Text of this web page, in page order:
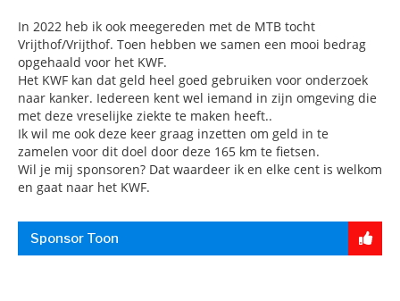
In 2022 heb ik ook meegereden met de MTB tocht
Vrijthof/Vrijthof. Toen hebben we samen een mooi bedrag
opgehaald voor het KWF.
Het KWF kan dat geld heel goed gebruiken voor onderzoek
naar kanker. Iedereen kent wel iemand in zijn omgeving die
met deze vreselijke ziekte te maken heeft..
Ik wil me ook deze keer graag inzetten om geld in te
zamelen voor dit doel door deze 165 km te fietsen.
Wil je mij sponsoren? Dat waardeer ik en elke cent is welkom
en gaat naar het KWF.
Sponsor Toon